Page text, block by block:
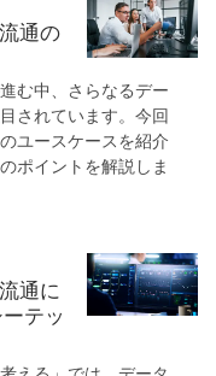
通の
む中、さらなるデー
されています。今回
ユースケースを紹介
ポイントを解説しま
通に
テッ